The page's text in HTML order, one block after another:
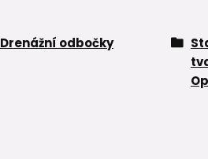
Drenážní odbočky